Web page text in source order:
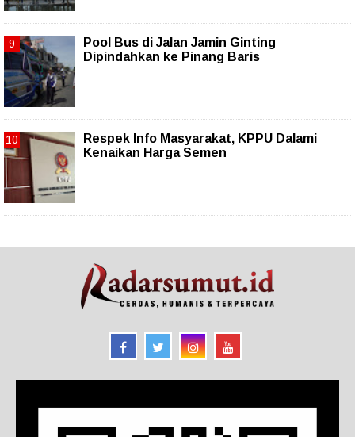
Pool Bus di Jalan Jamin Ginting
Dipindahkan ke Pinang Baris
Respek Info Masyarakat, KPPU Dalami
Kenaikan Harga Semen